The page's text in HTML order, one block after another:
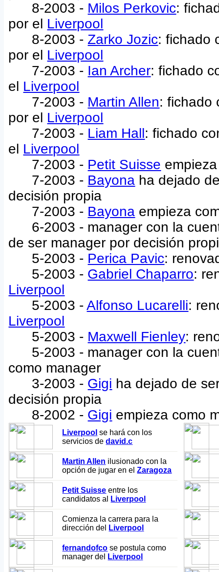
8-2003 - Milos Perkovic:
por el Liverpool
8-2003 -Zarko Jozic: fichado
por el Liverpool
7-2003 - Ian Archer: fichado
el Liverpool
7-2003 - Martin Allen: fichado
por el Liverpool
7-2003 - Liam Hall: fichado
el Liverpool
7-2003 - Petit Suisse
7-2003 - Bayona ha dejado
decisión propia
7-2003 - Bayona empieza
6-2003 - manager con la
de ser manager por decisión
5-2003 - Perica Pavic:
5-2003 - Gabriel Chaparro:
Liverpool
5-2003 -Alfonso Lucarelli:
Liverpool
5-2003 - Maxwell Fienley:
5-2003 - manager con la
como manager
3-2003 - Gigi ha dejado de
decisión propia
8-2002 - Gigi empieza como
Liverpool se hará con los
servicios dedavid.c
Martin Allen ilusionado con la
opción de jugar en elZaragoza
Petit Suisse entre los
candidatos al
Liverpool
Comienza la carrera para la
dirección del
Liverpool
fernandofco se postula como
manager del
Liverpool